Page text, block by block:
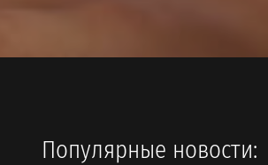
Популярные новости: